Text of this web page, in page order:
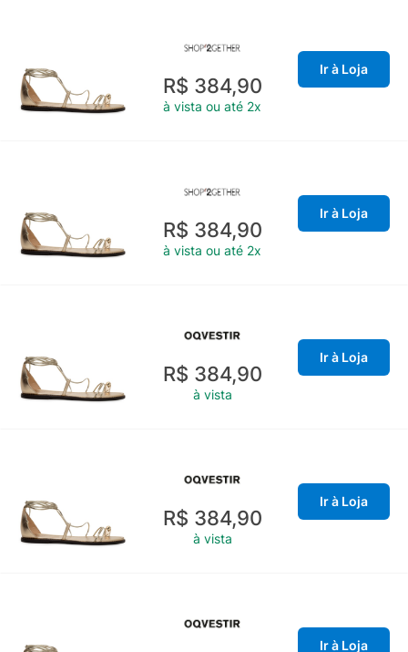
R$ 384,90
à vista ou até 2x
Ir à Loja
R$ 384,90
à vista ou até 2x
Ir à Loja
R$ 384,90
à vista
Ir à Loja
R$ 384,90
à vista
Ir à Loja
Ir à Loja